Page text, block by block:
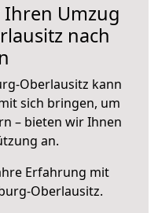
Umzug
nach
Oberlausitz kann
sich bringen, um
– bieten wir Ihnen
an.
Erfahrung mit
Oberlausitz.